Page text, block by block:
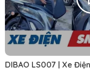
DIBAO LS007 | Xe